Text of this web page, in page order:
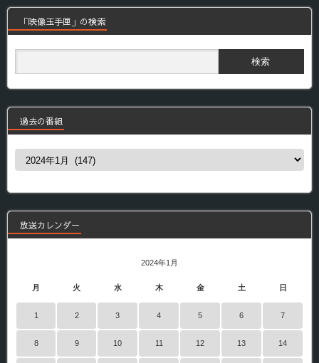
「映像玉手匣」の検索
過去の番組
過
組
放送カレンダー
2024年1月
月 火 水 木 金 土 日
1 2 3 4 5 6 7
8 9 10 11 12 13 14